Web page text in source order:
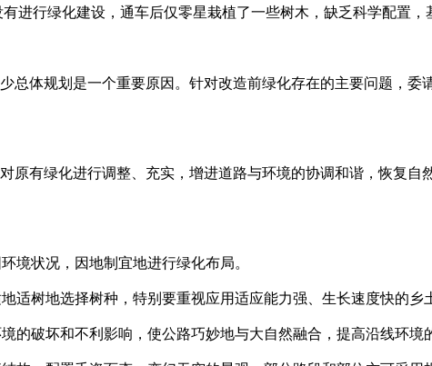
行绿化建设，通车后仅零星栽植了一些树木，缺乏科学配置，
体规划是一个重要原因。针对改造前绿化存在的主要问题，委
有绿化进行调整、充实，增进道路与环境的协调和谐，恢复自
状况，因地制宜地进行绿化布局。
树地选择树种，特别要重视应用适应能力强、生长速度快的乡
破坏和不利影响，使公路巧妙地与大自然融合，提高沿线环境